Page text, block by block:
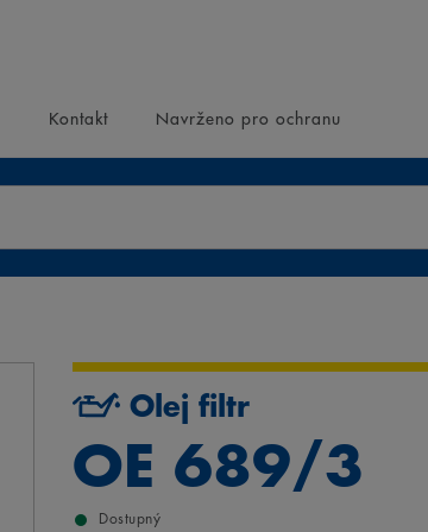
Kontakt Navrženo pro ochranu
Olej filtr
OE 689/3
Dostupný